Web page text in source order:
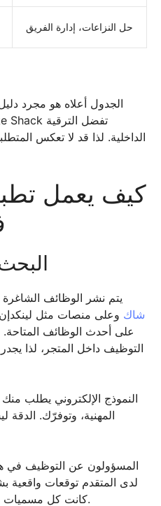
حل النزاعات، إدارة الفريق
الجدول أعلاه هو مجرد
الداخلية. لذا قد لا تعكس
كيف يعمل
يتم نشر الوظائف
شاك وعلى منصات مثل
على أحدث الوظائف
التوظيف داخل المتجر، لذا
النموذج الإلكتروني يطلب
المهنية، وتوفرّك. الدقة
المسؤولون عن التوظيف في
لدى المتقدم توقعات واقعية
كانت كل مسميات الوظائف مكتوبة بتنسيق مثالي.